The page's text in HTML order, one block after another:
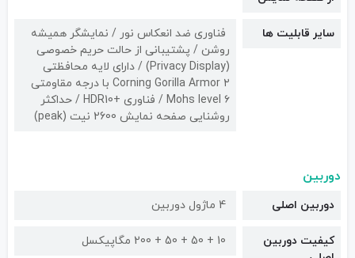
سایر قابلیت ها
فناوری ضد انعکاس نور / نمایشگر همیشه
روشن / پشتیبانی از حالت حریم خصوصی
(Privacy Display) / دارای لایه محافظتی
Corning Gorilla Armor ۲ با درجه مقاومتی
Mohs level ۶ / فناوری +HDR10 / حداکثر
روشنایی صفحه نمایش 2600 نیت (peak)
دوربین
دوربین اصلی 4 ماژول دوربین
کیفیت دوربین‌
10 + 50 + 50 + 200 مگاپیکسل